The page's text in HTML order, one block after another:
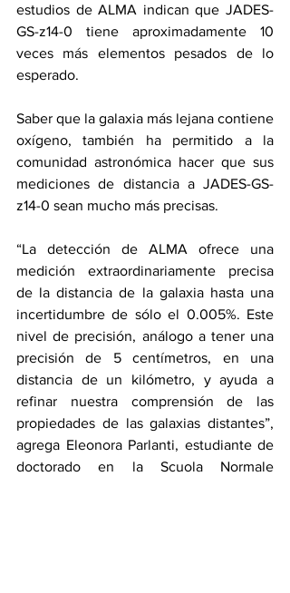
estudios de ALMA indican que JADES-
GS-z14-0 tiene aproximadamente 10
veces más elementos pesados de lo
esperado.
Saber que la galaxia más lejana contiene
oxígeno, también ha permitido a la
comunidad astronómica hacer que sus
mediciones de distancia a JADES-GS-
z14-0 sean mucho más precisas.
“La detección de ALMA ofrece una
medición extraordinariamente precisa
de la distancia de la galaxia hasta una
incertidumbre de sólo el 0.005%. Este
nivel de precisión, análogo a tener una
precisión de 5 centímetros, en una
distancia de un kilómetro, y ayuda a
refinar nuestra comprensión de las
propiedades de las galaxias distantes”,
agrega Eleonora Parlanti, estudiante de
doctorado en la Scuola Normale